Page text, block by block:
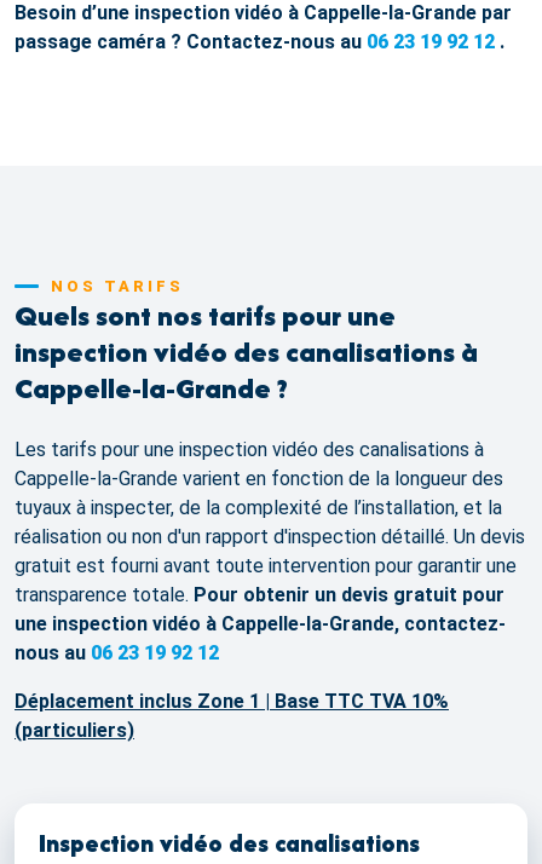
Besoin d’une inspection vidéo à Cappelle-la-Grande par
passage caméra ? Contactez-nous au 06 23 19 92 12 .
NOS TARIFS
Quels sont nos tarifs pour une
inspection vidéo des canalisations à
Cappelle-la-Grande ?
Les tarifs pour une inspection vidéo des canalisations à
Cappelle-la-Grande varient en fonction de la longueur des
tuyaux à inspecter, de la complexité de l’installation, et la
réalisation ou non d'un rapport d'inspection détaillé. Un devis
gratuit est fourni avant toute intervention pour garantir une
transparence totale. Pour obtenir un devis gratuit pour
une inspection vidéo à Cappelle-la-Grande, contactez-
nous au 06 23 19 92 12
Déplacement inclus Zone 1 | Base TTC TVA 10%
(particuliers)
Inspection vidéo des canalisations